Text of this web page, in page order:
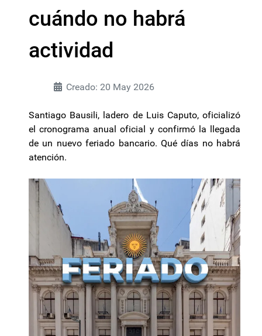
cuándo no habrá
actividad
Creado: 20 May 2026
Santiago Bausili, ladero de Luis Caputo, oficializó
el cronograma anual oficial y confirmó la llegada
de un nuevo feriado bancario. Qué días no habrá
atención.